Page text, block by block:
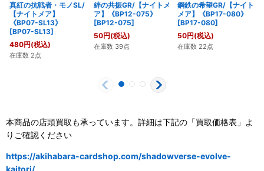
真紅の抗戦者・モノSL/
【ナイトメア】
《BP07-SL13》
[BP07-SL13]
480円(税込)
在庫数 2点
絆の共振GR/【ナイトメ
ア】《BP12-075》
[BP12-075]
50円(税込)
在庫数 39点
鋼鉄の希望GR/【ナイト
メア】《BP17-080》
[BP17-080]
50円(税込)
在庫数 22点
本商品の店頭買取も承っています。詳細は下記の「買取価格表」よ
りご確認ください
https://akihabara-cardshop.com/shadowverse-evolve-
kaitori/